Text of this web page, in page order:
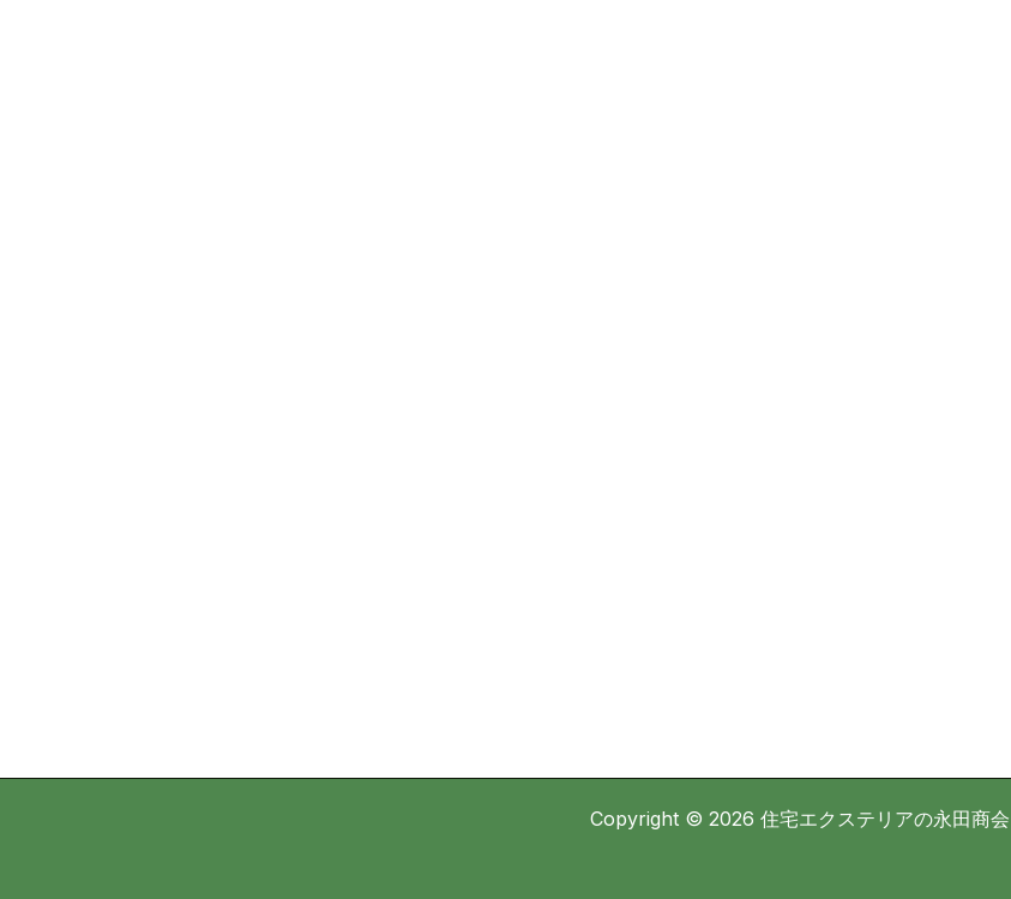
Copyright © 2026 住宅エクステリアの永田商会 |